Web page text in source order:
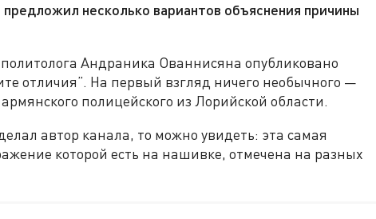
несколько вариантов объяснения причины
Андраника Ованнисяна опубликовано
отличия”. На первый взгляд ничего необычного —
полицейского из Лорийской области.
автор канала, то можно увидеть: эта самая
которой есть на нашивке, отмечена на разных